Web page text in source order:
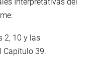
2, 10 y las
Capítulo 39.